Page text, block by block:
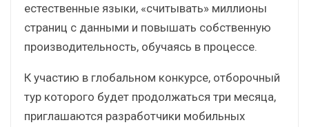
естественные языки, «считывать» миллионы
страниц с данными и повышать собственную
производительность, обучаясь в процессе.
К участию в глобальном конкурсе, отборочный
тур которого будет продолжаться три месяца,
приглашаются разработчики мобильных